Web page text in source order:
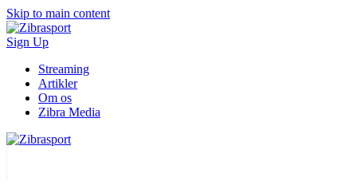
Skip to main content
Sign Up
Streaming
Artikler
Om os
Zibra Media